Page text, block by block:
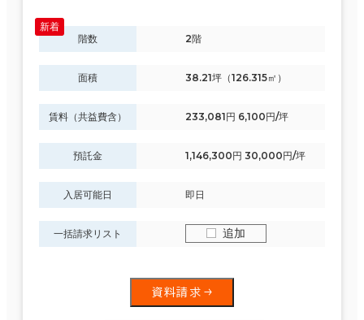
階数 2階
面積 38.21坪（126.315㎡）
賃料（共益費含） 233,081円 6,100円/坪
預託金 1,146,300円 30,000円/坪
入居可能日 即日
一括請求リスト 追加
資料請求